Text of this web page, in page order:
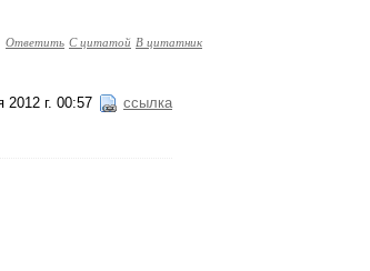
Ответить С цитатой В цитатник
2012 г. 00:57 ссылка